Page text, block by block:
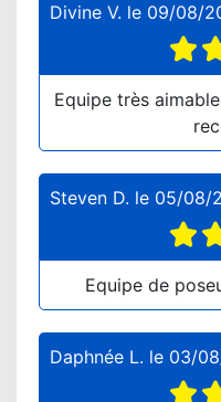
Divine V. le 09/08/
Equipe très
Steven D. le 05/08/
Equipe de
Daphnée L. le 03/